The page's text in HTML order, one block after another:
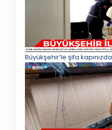
Büyükşehir’le şifa kapınızda